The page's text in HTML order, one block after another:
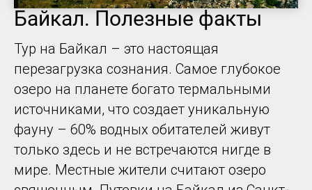
Байкал. Полезные факты
Тур на Байкал – это настоящая
перезагрузка сознания. Самое глубокое
озеро на планете богато термальными
источниками, что создает уникальную
фауну – 60% водных обитателей живут
только здесь и не встречаются нигде в
мире. Местные жители считают озеро